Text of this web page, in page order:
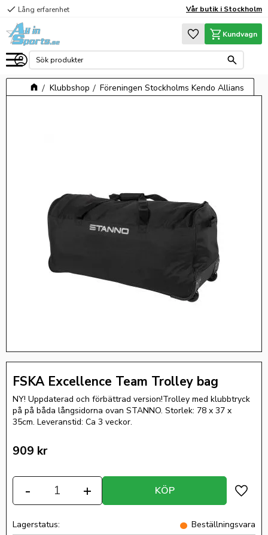
Meny
check Lång erfarenhet Vår butik i Stockholm
Favoriter
Kundvagn
Klubbshop Föreningen Stockholms Kendo Allians
FSKA Excellence Team Trolley bag
NY! Uppdaterad och förbättrad version!Trolley med klubbtryck
på på båda långsidorna ovan STANNO. Storlek: 78 x 37 x
35cm. Leveranstid: Ca 3 veckor.
909 kr
+
- KÖP
Lägg
Lagerstatus
Beställningsvara